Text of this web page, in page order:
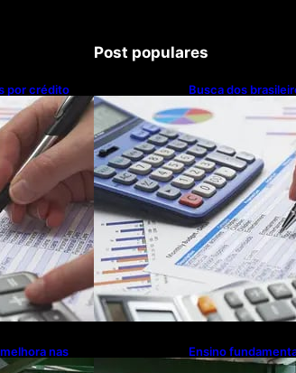
por crédito
lidera
nas
Post populares
Busca dos
ranking entre
Ensino
redes municipais